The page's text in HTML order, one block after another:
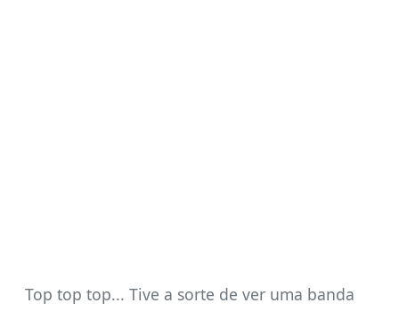
Top top top... Tive a sorte de ver uma banda